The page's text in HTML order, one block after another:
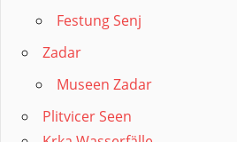
Festung Senj
Zadar
Museen Zadar
Plitvicer Seen